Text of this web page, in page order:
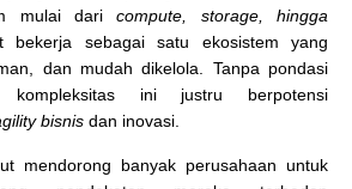
mulai daricompute, storage, hingga
sebagai satu ekosistem yang
dan mudah dikelola . Tanpa pondasi
ini justru berpotensi
bisnis dan inovasi.
mendorong banyak perusahaan untuk